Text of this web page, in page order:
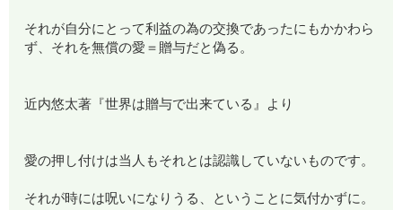
それが自分にとって利益の為の交換であったにもかかわら
ず、それを無償の愛＝贈与だと偽る。
近内悠太著『世界は贈与で出来ている』より
愛の押し付けは当人もそれとは認識していないものです。
それが時には呪いになりうる、ということに気付かずに。